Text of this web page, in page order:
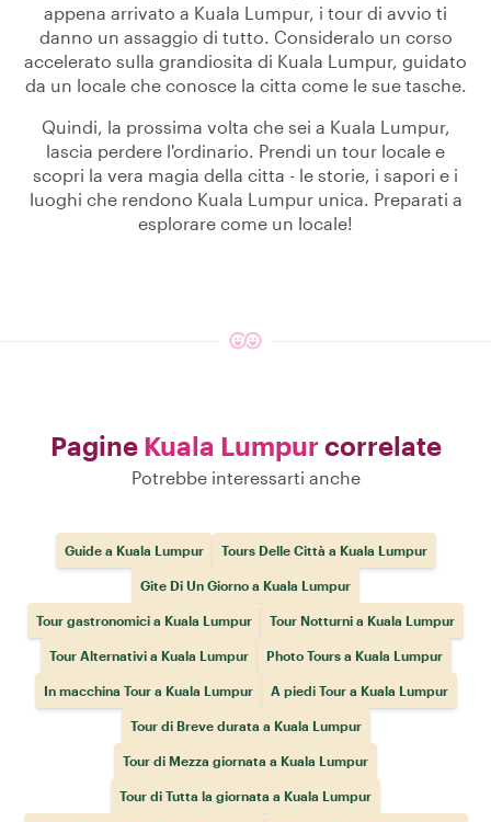
appena arrivato a Kuala Lumpur, i tour di avvio ti
danno un assaggio di tutto. Consideralo un corso
accelerato sulla grandiosita di Kuala Lumpur, guidato
da un locale che conosce la citta come le sue tasche.
Quindi, la prossima volta che sei a Kuala Lumpur,
lascia perdere l'ordinario. Prendi un tour locale e
scopri la vera magia della citta - le storie, i sapori e i
luoghi che rendono Kuala Lumpur unica. Preparati a
esplorare come un locale!
Pagine Kuala Lumpur correlate
Potrebbe interessarti anche
Guide a Kuala Lumpur Tours Delle Città a Kuala Lumpur
Gite Di Un Giorno a Kuala Lumpur
Tour gastronomici a Kuala Lumpur Tour Notturni a Kuala Lumpur
Tour Alternativi a Kuala Lumpur Photo Tours a Kuala Lumpur
In macchina Tour a Kuala Lumpur A piedi Tour a Kuala Lumpur
Tour di Breve durata a Kuala Lumpur
Tour di Mezza giornata a Kuala Lumpur
Tour di Tutta la giornata a Kuala Lumpur